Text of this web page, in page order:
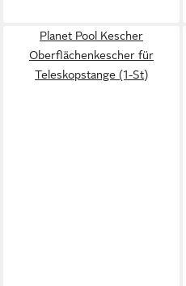
Planet Pool Kescher
Oberflächenkescher für
Teleskopstange (1-St)